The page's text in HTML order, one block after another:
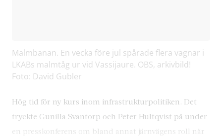
Malmbanan. En vecka före jul spårade flera vagnar i
LKABs malmtåg ur vid Vassijaure. OBS, arkivbild!
Foto: David Gubler
Hög tid för ny kurs inom infrastrukturpolitiken. Det
tryckte Gunilla Svantorp och Peter Hultqvist på under
en presskonferens om bland annat järnvägens roll när